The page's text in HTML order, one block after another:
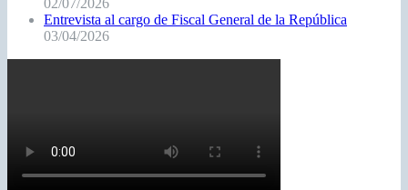
02/07/2026
Entrevista al cargo de Fiscal General de la República
03/04/2026